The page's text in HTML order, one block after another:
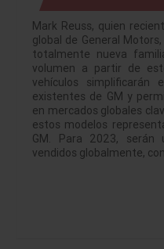
Mark Reuss, quien
global de General
totalmente nueva
volumen a partir de
vehículos simplificarán
existentes de GM y
en mercados globales
estos modelos
GM. Para 2023, serán
vendidos globalmente,